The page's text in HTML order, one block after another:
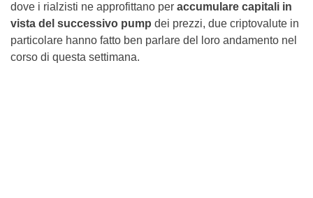
dove i rialzisti ne approfittano per accumulare capitali in
vista del successivo pump dei prezzi, due criptovalute in
particolare hanno fatto ben parlare del loro andamento nel
corso di questa settimana.